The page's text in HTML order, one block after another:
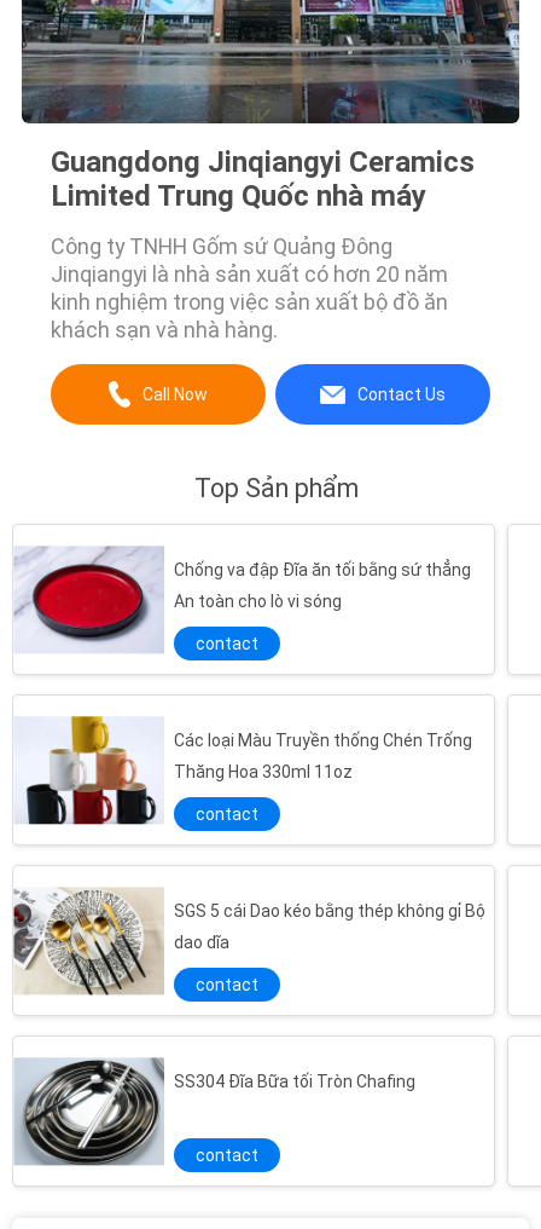
Guangdong Jinqiangyi Ceramics
Limited Trung Quốc nhà máy
Công ty TNHH Gốm sứ Quảng Đông
Jinqiangyi là nhà sản xuất có hơn 20 năm
kinh nghiệm trong việc sản xuất bộ đồ ăn
khách sạn và nhà hàng.
Call Now Contact Us
Top Sản phẩm
Chống va đập Đĩa ăn tối bằng sứ thẳng
An toàn cho lò vi sóng
contact
Các loại Màu Truyền thống Chén Trống
Thăng Hoa 330ml 11oz
contact
SGS 5 cái Dao kéo bằng thép không gỉ Bộ
dao dĩa
contact
SS304 Đĩa Bữa tối Tròn Chafing
contact